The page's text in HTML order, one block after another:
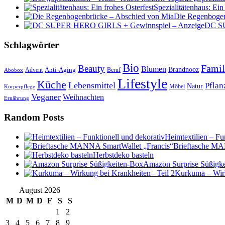
Spezialitätenhaus:
Die
DC
Schlagwörter
Abobox Advent Anti-Aging Beauty Beruf Bio Blumen Brandnooz
Körperpflege Küche Lebensmittel Lifestyle Möbel Natur
Ernährung Veganer Weihnachten
Random Posts
Heimtextilien –
Brieftasche
Herbstdeko basteln
Amazon Surprise
Kurkuma –
August 2026
M D M D F S
S
1
2
3
4 5 6 7 8 9